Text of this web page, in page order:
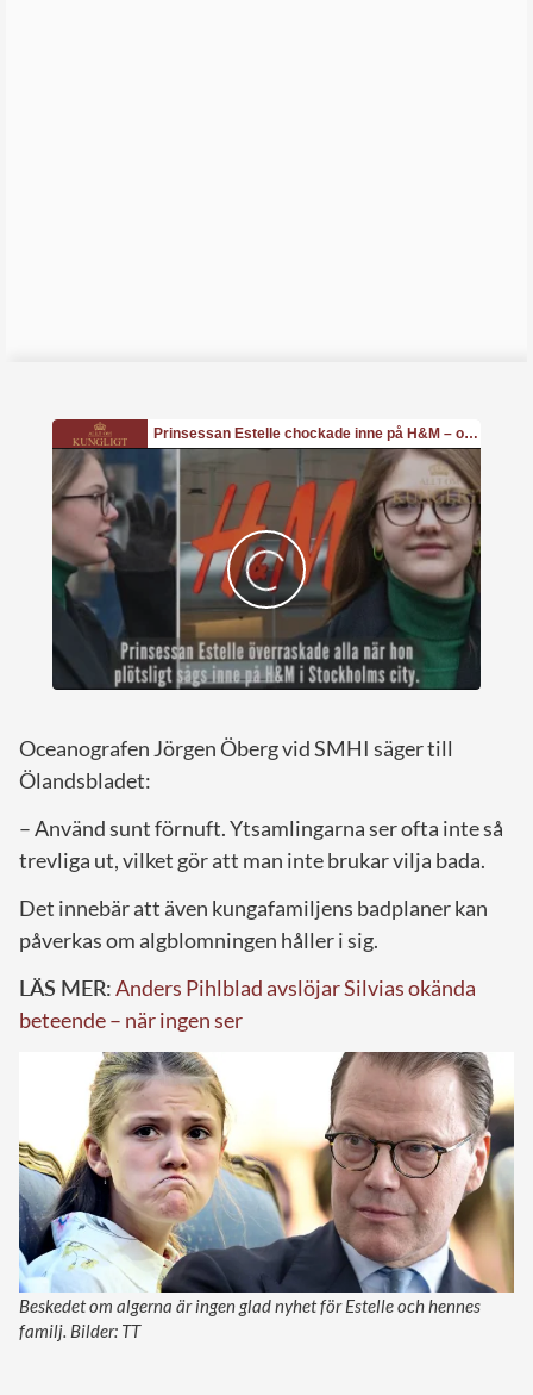
Oceanografen Jörgen Öberg vid SMHI säger till
Ölandsbladet:
– Använd sunt förnuft. Ytsamlingarna ser ofta inte så
trevliga ut, vilket gör att man inte brukar vilja bada.
Det innebär att även kungafamiljens badplaner kan
påverkas om algblomningen håller i sig.
LÄS MER:Anders Pihlblad avslöjar Silvias okända
beteende – när ingen ser
Beskedet om algerna är ingen glad nyhet för Estelle och hennes
familj. Bilder: TT